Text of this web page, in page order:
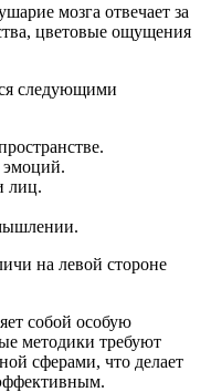
мозга отвечает за
цветовые ощущения
следующими
эмоций.
лиц.
на левой стороне
собой особую
методики требуют
сферами, что делает